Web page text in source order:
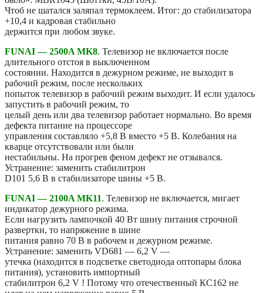
Чтоб не шатался заляпал термоклеем. Итог: до стабилизатора
+10,4 и кадровая стабильно
держится при любом звуке.
FUNAI — 2500A MK8. Телевизор не включается после
длительного отстоя в выключенном
состоянии. Находится в дежурном режиме, не выходит в
рабочий режим, после нескольких
попыток телевизор в рабочий режим выходит. И если удалось
запустить в рабочий режим, то
целый день или два телевизор работает нормально. Во время
дефекта питание на процессоре
управления составляло +5,8 В вместо +5 В. Колебания на
кварце отсутствовали или были
нестабильны. На прогрев феном дефект не отзывался.
Устранение: заменить стабилитрон
D101 5,6 В в стабилизаторе шины +5 В.
FUNAI — 2100A MK11. Телевизор не включается, мигает
индикатор дежурного режима.
Если нагрузить лампочкой 40 Вт шину питания строчной
развертки, то напряжение в шине
питания равно 70 В в рабочем и дежурном режиме.
Устранение: заменить VD681 — 6,2 V —
утечка (находится в подсветке светодиода оптопары блока
питания), установить импортный
стабилитрон 6,2 V ! Потому что отечественный КС162 не